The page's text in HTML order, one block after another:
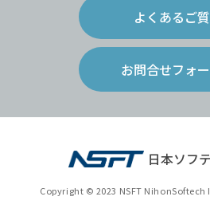
よくあるご
お問合せフォ
日本ソフ
Copyright © 2023 NSFT NihonSoftech